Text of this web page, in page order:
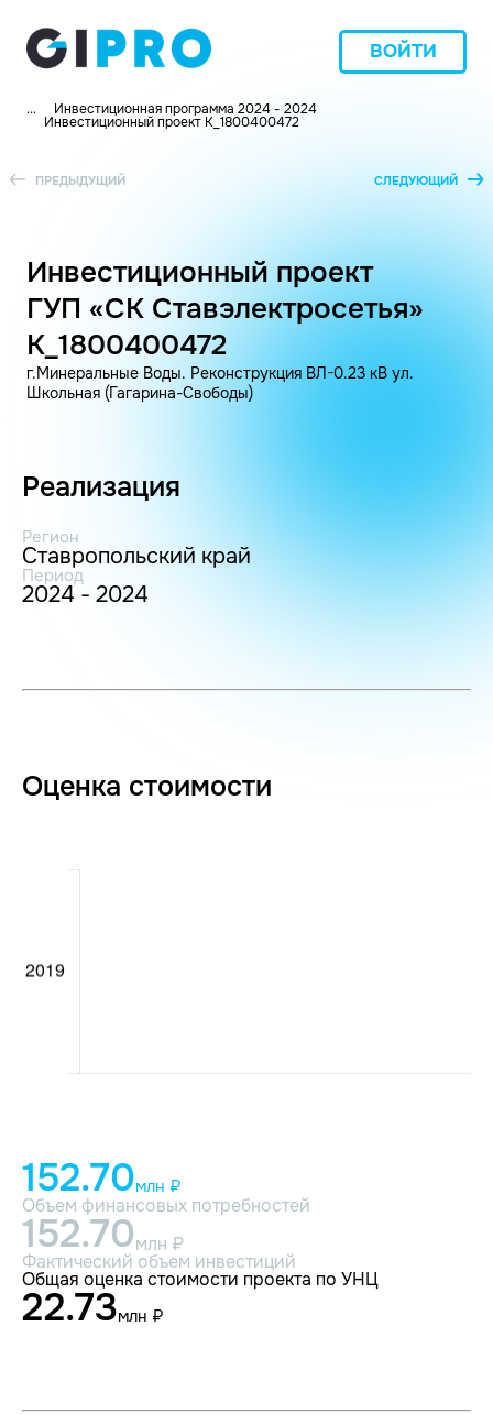
ВОЙТИ
... Инвестиционная программа 2024 - 2024
Инвестиционный проект K_1800400472
ПРЕДЫДУЩИЙ СЛЕДУЮЩИЙ
Инвестиционный проект
ГУП «СК Ставэлектросетья»
K_1800400472
г.Минеральные Воды. Реконструкция ВЛ-0.23 кВ ул.
Школьная (Гагарина-Свободы)
Реализация
Регион
Ставропольский край
Период
2024 - 2024
Оценка стоимости
152.70млн ₽
Объем финансовых потребностей
152.70млн ₽
Фактический объем инвестиций
Общая оценка стоимости проекта по УНЦ
22.73млн ₽